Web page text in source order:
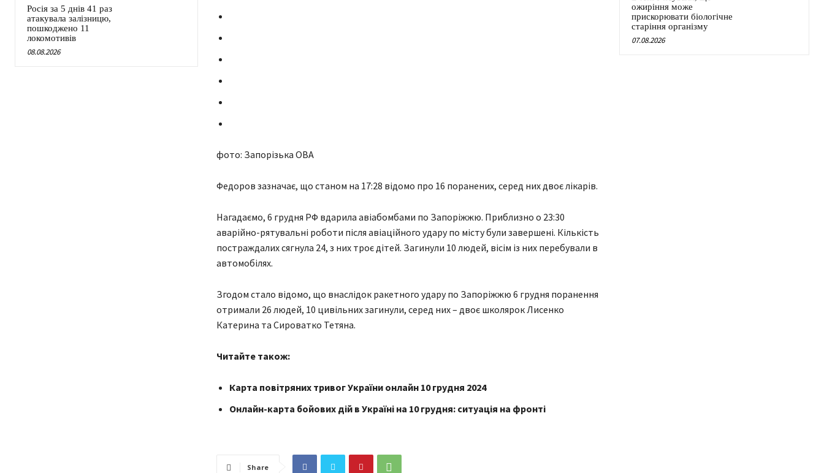
Росія за 5 днів 41 раз
атакувала залізницю,
пошкоджено 11
локомотивів
08.08.2026
фото: Запорізька ОВА
Федоров зазначає, що станом на 17:28 відомо про 16 поранених, серед них двоє лікарів.
Нагадаємо, 6 грудня РФ вдарила авіабомбами по Запоріжжю. Приблизно о 23:30
аварійно-рятувальні роботи після авіаційного удару по місту були завершені. Кількість
постраждалих сягнула 24, з них троє дітей. Загинули 10 людей, вісім із них перебували в
автомобілях.
Згодом стало відомо, що внаслідок ракетного удару по Запоріжжю 6 грудня поранення
отримали 26 людей, 10 цивільних загинули, серед них – двоє школярок Лисенко
Катерина та Сироватко Тетяна.
Читайте також:
Карта повітряних тривог України онлайн 10 грудня 2024
Онлайн-карта бойових дій в Україні на 10 грудня: ситуація на фронті
Share
ожиріння може
прискорювати біологічне
старіння організму
07.08.2026